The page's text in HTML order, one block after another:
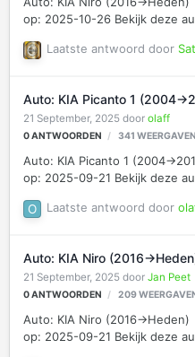
op: 2025-10-26
Laatste antwoord door
Auto: KIA Picanto 1 (2004-
21 September, 2025 door olaff
0ANTWOORDEN 341 WEERGAVEN
Auto: KIA Picanto 1 (2004->2011) Eigenaar: olaff
op: 2025-09-21
Laatste antwoord door
Auto: KIA Niro (2016-
21 September, 2025 door Jan Peet
0ANTWOORDEN 209
Auto: KIA Niro (2016->Heden) Eigenaar: Jan Peet Toegevoegd
op: 2025-09-21